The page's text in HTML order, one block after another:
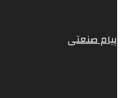
پیام صنعتی